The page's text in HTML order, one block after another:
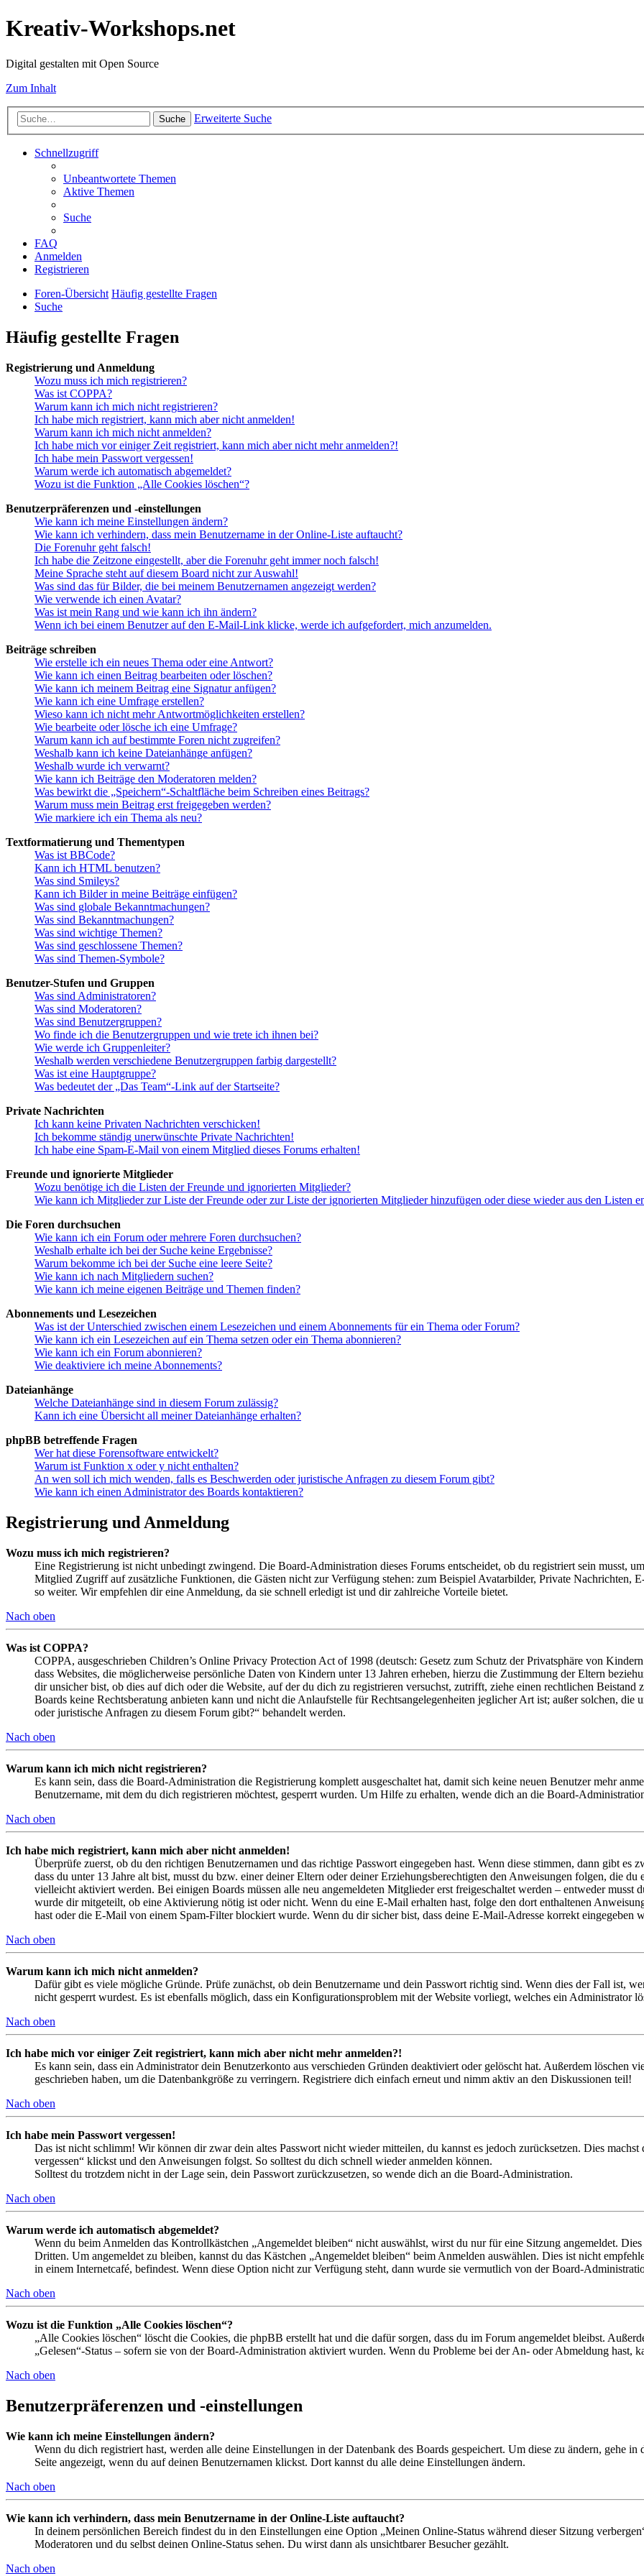
Kreativ-Workshops.net
Digital gestalten mit Open Source
Zum Inhalt
Suche Erweiterte Suche
Schnellzugriff
Unbeantwortete Themen
Aktive Themen
Suche
FAQ
Anmelden
Registrieren
Foren-Übersicht Häufig gestellte Fragen
Suche
Häufig gestellte Fragen
Registrierung und Anmeldung
Wozu muss ich mich registrieren?
Was ist COPPA?
Warum kann ich mich nicht registrieren?
Ich habe mich registriert, kann mich aber nicht anmelden!
Warum kann ich mich nicht anmelden?
Ich habe mich vor einiger Zeit registriert, kann mich aber nicht mehr anmelden?!
Ich habe mein Passwort vergessen!
Warum werde ich automatisch abgemeldet?
Wozu ist die Funktion „Alle Cookies löschen“?
Benutzerpräferenzen und -einstellungen
Wie kann ich meine Einstellungen ändern?
Wie kann ich verhindern, dass mein Benutzername in der Online-Liste auftaucht?
Die Forenuhr geht falsch!
Ich habe die Zeitzone eingestellt, aber die Forenuhr geht immer noch falsch!
Meine Sprache steht auf diesem Board nicht zur Auswahl!
Was sind das für Bilder, die bei meinem Benutzernamen angezeigt werden?
Wie verwende ich einen Avatar?
Was ist mein Rang und wie kann ich ihn ändern?
Wenn ich bei einem Benutzer auf den E-Mail-Link klicke, werde ich aufgefordert, mich anzumelden.
Beiträge schreiben
Wie erstelle ich ein neues Thema oder eine Antwort?
Wie kann ich einen Beitrag bearbeiten oder löschen?
Wie kann ich meinem Beitrag eine Signatur anfügen?
Wie kann ich eine Umfrage erstellen?
Wieso kann ich nicht mehr Antwortmöglichkeiten erstellen?
Wie bearbeite oder lösche ich eine Umfrage?
Warum kann ich auf bestimmte Foren nicht zugreifen?
Weshalb kann ich keine Dateianhänge anfügen?
Weshalb wurde ich verwarnt?
Wie kann ich Beiträge den Moderatoren melden?
Was bewirkt die „Speichern“-Schaltfläche beim Schreiben eines Beitrags?
Warum muss mein Beitrag erst freigegeben werden?
Wie markiere ich ein Thema als neu?
Textformatierung und Thementypen
Was ist BBCode?
Kann ich HTML benutzen?
Was sind Smileys?
Kann ich Bilder in meine Beiträge einfügen?
Was sind globale Bekanntmachungen?
Was sind Bekanntmachungen?
Was sind wichtige Themen?
Was sind geschlossene Themen?
Was sind Themen-Symbole?
Benutzer-Stufen und Gruppen
Was sind Administratoren?
Was sind Moderatoren?
Was sind Benutzergruppen?
Wo finde ich die Benutzergruppen und wie trete ich ihnen bei?
Wie werde ich Gruppenleiter?
Weshalb werden verschiedene Benutzergruppen farbig dargestellt?
Was ist eine Hauptgruppe?
Was bedeutet der „Das Team“-Link auf der Startseite?
Private Nachrichten
Ich kann keine Privaten Nachrichten verschicken!
Ich bekomme ständig unerwünschte Private Nachrichten!
Ich habe eine Spam-E-Mail von einem Mitglied dieses Forums erhalten!
Freunde und ignorierte Mitglieder
Wozu benötige ich die Listen der Freunde und ignorierten Mitglieder?
Wie kann ich Mitglieder zur Liste der Freunde oder zur Liste der ignorierten Mitglieder hinzufügen oder diese wieder aus den Listen
Die Foren durchsuchen
Wie kann ich ein Forum oder mehrere Foren durchsuchen?
Weshalb erhalte ich bei der Suche keine Ergebnisse?
Warum bekomme ich bei der Suche eine leere Seite?
Wie kann ich nach Mitgliedern suchen?
Wie kann ich meine eigenen Beiträge und Themen finden?
Abonnements und Lesezeichen
Was ist der Unterschied zwischen einem Lesezeichen und einem Abonnements für ein Thema oder Forum?
Wie kann ich ein Lesezeichen auf ein Thema setzen oder ein Thema abonnieren?
Wie kann ich ein Forum abonnieren?
Wie deaktiviere ich meine Abonnements?
Dateianhänge
Welche Dateianhänge sind in diesem Forum zulässig?
Kann ich eine Übersicht all meiner Dateianhänge erhalten?
phpBB betreffende Fragen
Wer hat diese Forensoftware entwickelt?
Warum ist Funktion x oder y nicht enthalten?
An wen soll ich mich wenden, falls es Beschwerden oder juristische Anfragen zu diesem Forum gibt?
Wie kann ich einen Administrator des Boards kontaktieren?
Registrierung und Anmeldung
Wozu muss ich mich registrieren?
Eine Registrierung ist nicht unbedingt zwingend. Die Board-Administration dieses Forums entscheidet, ob du registriert sein musst,
Mitglied Zugriff auf zusätzliche Funktionen, die Gästen nicht zur Verfügung stehen: zum Beispiel Avatarbilder, Private Nachrichten,
so weiter. Wir empfehlen dir eine Anmeldung, da sie schnell erledigt ist und dir zahlreiche Vorteile bietet.
Nach oben
Was ist COPPA?
COPPA, ausgeschrieben Children’s Online Privacy Protection Act of 1998 (deutsch: Gesetz zum Schutz der Privatsphäre von
dass Websites, die möglicherweise persönliche Daten von Kindern unter 13 Jahren erheben, hierzu die Zustimmung der Eltern
dir unsicher bist, ob dies auf dich oder die Website, auf der du dich zu registrieren versuchst, zutrifft, ziehe einen rechtlichen
Boards keine Rechtsberatung anbieten kann und nicht die Anlaufstelle für Rechtsangelegenheiten jeglicher Art ist; außer solchen,
oder juristische Anfragen zu diesem Forum gibt?“ behandelt werden.
Nach oben
Warum kann ich mich nicht registrieren?
Es kann sein, dass die Board-Administration die Registrierung komplett ausgeschaltet hat, damit sich keine neuen Benutzer mehr
Benutzername, mit dem du dich registrieren möchtest, gesperrt wurden. Um Hilfe zu erhalten, wende dich an die Board-
Nach oben
Ich habe mich registriert, kann mich aber nicht anmelden!
Überprüfe zuerst, ob du den richtigen Benutzernamen und das richtige Passwort eingegeben hast. Wenn diese stimmen, dann gibt es
dass du unter 13 Jahre alt bist, musst du bzw. einer deiner Eltern oder deiner Erziehungsberechtigten den Anweisungen folgen, die
vielleicht aktiviert werden. Bei einigen Boards müssen alle neu angemeldeten Mitglieder erst freigeschaltet werden – entweder musst
wurde dir mitgeteilt, ob eine Aktivierung nötig ist oder nicht. Wenn du eine E-Mail erhalten hast, folge den dort enthaltenen
hast oder die E-Mail von einem Spam-Filter blockiert wurde. Wenn du dir sicher bist, dass deine E-Mail-Adresse korrekt eingegeben
Nach oben
Warum kann ich mich nicht anmelden?
Dafür gibt es viele mögliche Gründe. Prüfe zunächst, ob dein Benutzername und dein Passwort richtig sind. Wenn dies der Fall ist,
nicht gesperrt wurdest. Es ist ebenfalls möglich, dass ein Konfigurationsproblem mit der Website vorliegt, welches ein Administrator
Nach oben
Ich habe mich vor einiger Zeit registriert, kann mich aber nicht mehr anmelden?!
Es kann sein, dass ein Administrator dein Benutzerkonto aus verschieden Gründen deaktiviert oder gelöscht hat. Außerdem löschen
geschrieben haben, um die Datenbankgröße zu verringern. Registriere dich einfach erneut und nimm aktiv an den Diskussionen teil!
Nach oben
Ich habe mein Passwort vergessen!
Das ist nicht schlimm! Wir können dir zwar dein altes Passwort nicht wieder mitteilen, du kannst es jedoch zurücksetzen. Dies
vergessen“ klickst und den Anweisungen folgst. So solltest du dich schnell wieder anmelden können.
Solltest du trotzdem nicht in der Lage sein, dein Passwort zurückzusetzen, so wende dich an die Board-Administration.
Nach oben
Warum werde ich automatisch abgemeldet?
Wenn du beim Anmelden das Kontrollkästchen „Angemeldet bleiben“ nicht auswählst, wirst du nur für eine Sitzung angemeldet.
Dritten. Um angemeldet zu bleiben, kannst du das Kästchen „Angemeldet bleiben“ beim Anmelden auswählen. Dies ist nicht
in einem Internetcafé, befindest. Wenn diese Option nicht zur Verfügung steht, dann wurde sie vermutlich von der Board-
Nach oben
Wozu ist die Funktion „Alle Cookies löschen“?
„Alle Cookies löschen“ löscht die Cookies, die phpBB erstellt hat und die dafür sorgen, dass du im Forum angemeldet bleibst.
„Gelesen“-Status – sofern sie von der Board-Administration aktiviert wurden. Wenn du Probleme bei der An- oder Abmeldung hast,
Nach oben
Benutzerpräferenzen und -einstellungen
Wie kann ich meine Einstellungen ändern?
Wenn du dich registriert hast, werden alle deine Einstellungen in der Datenbank des Boards gespeichert. Um diese zu ändern, gehe
Seite angezeigt, wenn du auf deinen Benutzernamen klickst. Dort kannst du alle deine Einstellungen ändern.
Nach oben
Wie kann ich verhindern, dass mein Benutzername in der Online-Liste auftaucht?
In deinem persönlichen Bereich findest du in den Einstellungen eine Option „Meinen Online-Status während dieser Sitzung
Moderatoren und du selbst deinen Online-Status sehen. Du wirst dann als unsichtbarer Besucher gezählt.
Nach oben